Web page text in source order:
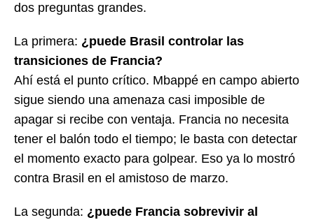
dos preguntas grandes.
La primera: ¿puede Brasil controlar las
transiciones de Francia?
Ahí está el punto crítico. Mbappé en campo abierto
sigue siendo una amenaza casi imposible de
apagar si recibe con ventaja. Francia no necesita
tener el balón todo el tiempo; le basta con detectar
el momento exacto para golpear. Eso ya lo mostró
contra Brasil en el amistoso de marzo.
La segunda: ¿puede Francia sobrevivir al